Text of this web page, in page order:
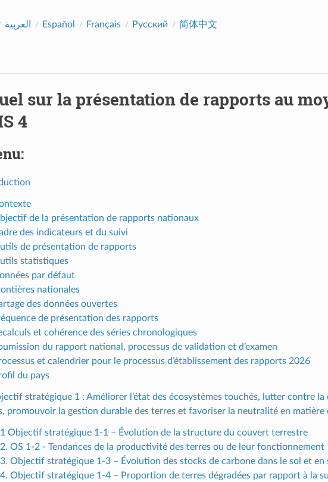
العربية Español Français Русский 简体中文
sur la présentation de rapports au
4
de la présentation de rapports nationaux
des indicateurs et du suivi
de présentation de rapports
statistiques
par défaut
nationales
des données ouvertes
de présentation des rapports
et cohérence des séries chronologiques
du rapport national, processus de validation et d’examen
et calendrier pour le processus d’établissement des rapports 2026
du pays
stratégique 1 : Améliorer l’état des écosystèmes touchés, lutter contre
promouvoir la gestion durable des terres et favoriser la neutralité en matière
Objectif stratégique 1-1 – Évolution de la structure du couvert terrestre
OS 1-2 - Tendances de la productivité des terres ou de leur fonctionnement
Objectif stratégique 1-3 – Évolution des stocks de carbone dans le sol et en
Objectif stratégique 1-4 – Proportion de terres dégradées par rapport à la